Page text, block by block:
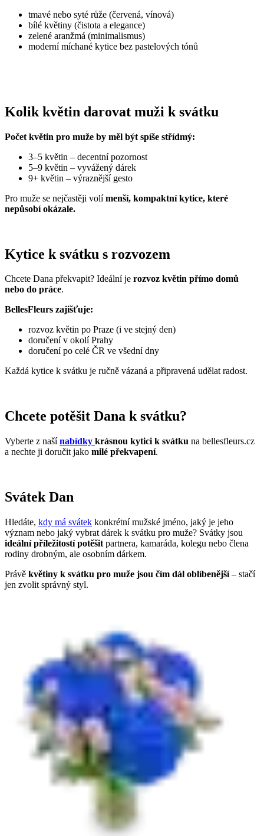
tmavé nebo syté růže (červená, vínová)
bílé květiny (čistota a elegance)
zelené aranžmá (minimalismus)
moderní míchané kytice bez pastelových tónů
Kolik květin darovat muži k svátku
Počet květin pro muže by měl být spíše střídmý:
3–5 květin – decentní pozornost
5–9 květin – vyvážený dárek
9+ květin – výraznější gesto
Pro muže se nejčastěji volímenší, kompaktní kytice, které
nepůsobí okázale.
Kytice k svátku s rozvozem
Chcete Dana překvapit? Ideální je rozvoz květin přímo domů
nebo do práce.
BellesFleurs zajišťuje:
rozvoz květin po Praze (i ve stejný den)
doručení v okolí Prahy
doručení po celé ČR ve všední dny
Každá kytice k svátku je ručně vázaná a připravená udělat radost.
Chcete potěšit Dana k svátku?
Vyberte z našínabídky krásnou kytici k svátku na bellesfleurs.cz
a nechte ji doručit jako milé překvapení.
Svátek Dan
Hledáte, kdy má svátek konkrétní mužské jméno, jaký je jeho
význam nebo jaký vybrat dárek k svátku pro muže? Svátky jsou
ideální příležitostí potěšit partnera, kamaráda, kolegu nebo člena
rodiny drobným, ale osobním dárkem.
Právě květiny k svátku pro muže jsou čím dál oblíbenější– stačí
jen zvolit správný styl.